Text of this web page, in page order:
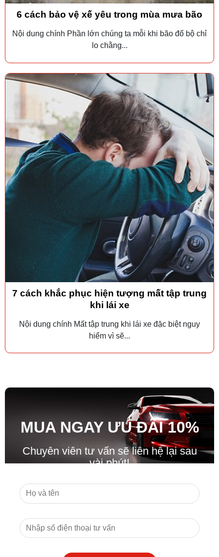
6 cách bảo vệ xế yêu trong mùa mưa bão
Nội dung chính Phần lớn chúng ta mỗi khi bão đổ bộ chỉ
lo chằng...
7 cách khắc phục hiện tượng mất tập trung
khi lái xe
Nội dung chính Mất tập trung khi lái xe đặc biệt nguy
hiểm vì sẽ...
MUA NGAY ƯU ĐÃI10%
Chuyên viên tư vấn sẽ liên hệ lại sau
vài phút!